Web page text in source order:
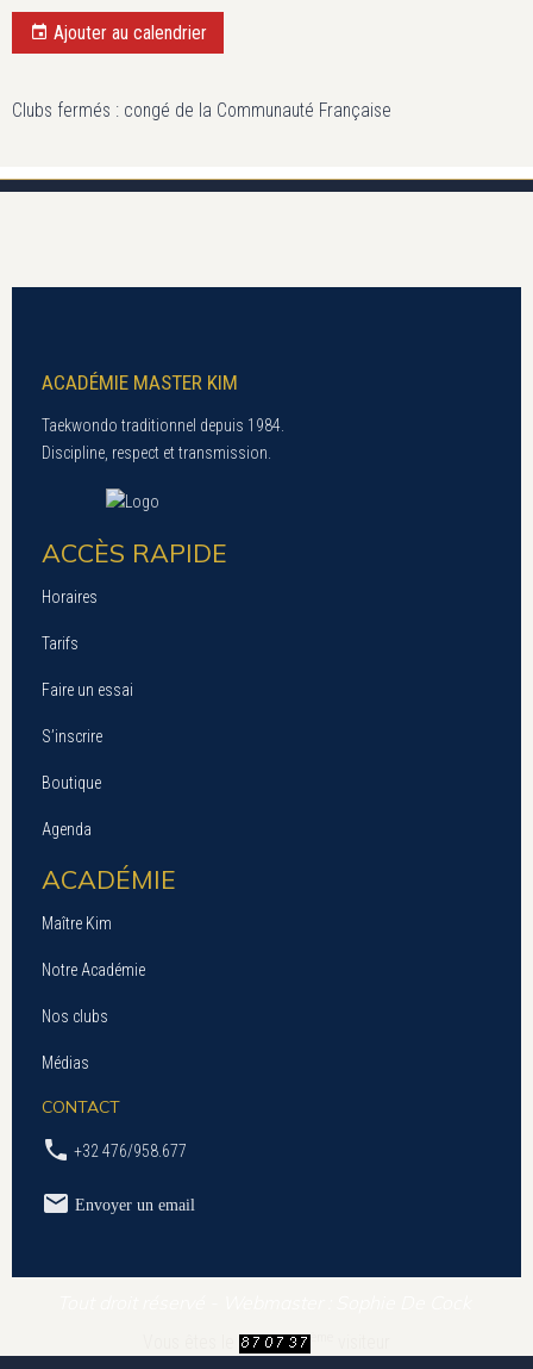
Ajouter au calendrier
Clubs fermés : congé de la Communauté Française
ACADÉMIE MASTER KIM
Taekwondo traditionnel depuis 1984.
Discipline, respect et transmission.
ACCÈS RAPIDE
Horaires
Tarifs
Faire un essai
S’inscrire
Boutique
Agenda
ACADÉMIE
Maître Kim
Notre Académie
Nos clubs
Médias
CONTACT
+32 476/958.677
Envoyer un email